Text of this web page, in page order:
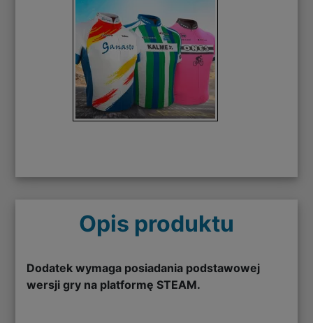
Opis produktu
Dodatek wymaga posiadania podstawowej
wersji gry na platformę STEAM.